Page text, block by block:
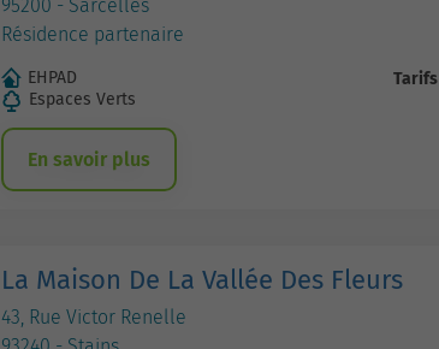
95200 - Sarcelles
Résidence partenaire
EHPAD
Espaces Verts
Tarifs
En savoir plus
La Maison De La Vallée Des Fleurs
43, Rue Victor Renelle